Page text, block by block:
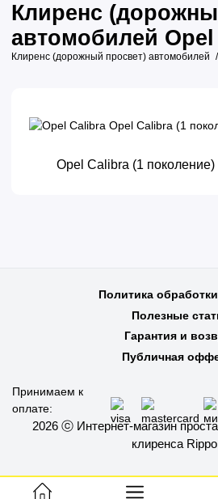
Клиренс
автомобилей
Клиренс (дорожный просвет) автомобилей
Opel Calibra (1 поколение)
Политика
Полезные
Гарантия и
Публичная
Принимаем к
оплате:
2026 ⓒ Интернет-магазин
клиренса